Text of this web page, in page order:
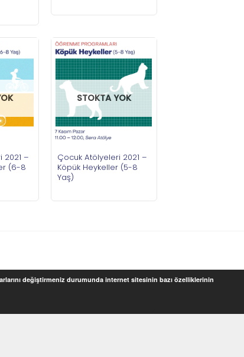
2021 –
(6-8
STOKTA YOK
Çocuk Atölyeleri 2021 –
Köpük Heykeller (5-8
Yaş)
değiştirmeniz durumunda internet sitesinin bazı özelliklerinin